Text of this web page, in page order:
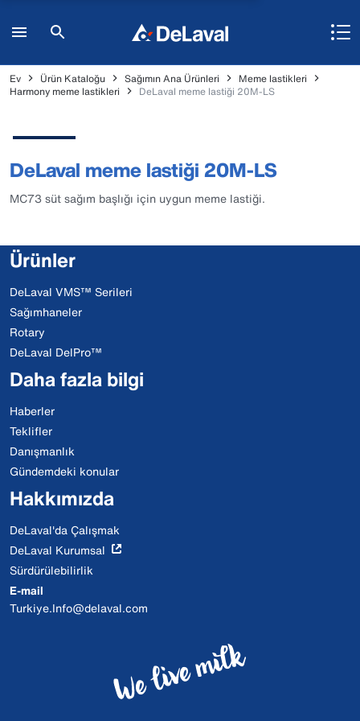
Ev Ürün Kataloğu Sağımın Ana Ürünleri
Meme lastikleri
Harmony meme lastikleri
DeLaval meme lastiği 20M-LS
DeLaval meme lastiği 20M-LS
MC73 süt sağım başlığı için uygun meme lastiği.
Ürünler
DeLaval VMS™ Serileri
Sağımhaneler
Rotary
DeLaval DelPro™
Daha fazla bilgi
Haberler
Teklifler
Danışmanlık
Gündemdeki konular
Hakkımızda
DeLaval'da Çalışmak
DeLaval Kurumsal
Sürdürülebilirlik
E-mail
Turkiye.Info@delaval.com